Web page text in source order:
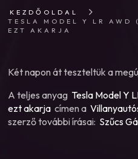
KEZDŐOLDAL
TESLA MODEL Y LR AWD
EZT AKARJA
Két napon át teszteltük a
A teljes anyag Tesla Model Y
ezt akarja címen a
szerző további írásai: Szűcs